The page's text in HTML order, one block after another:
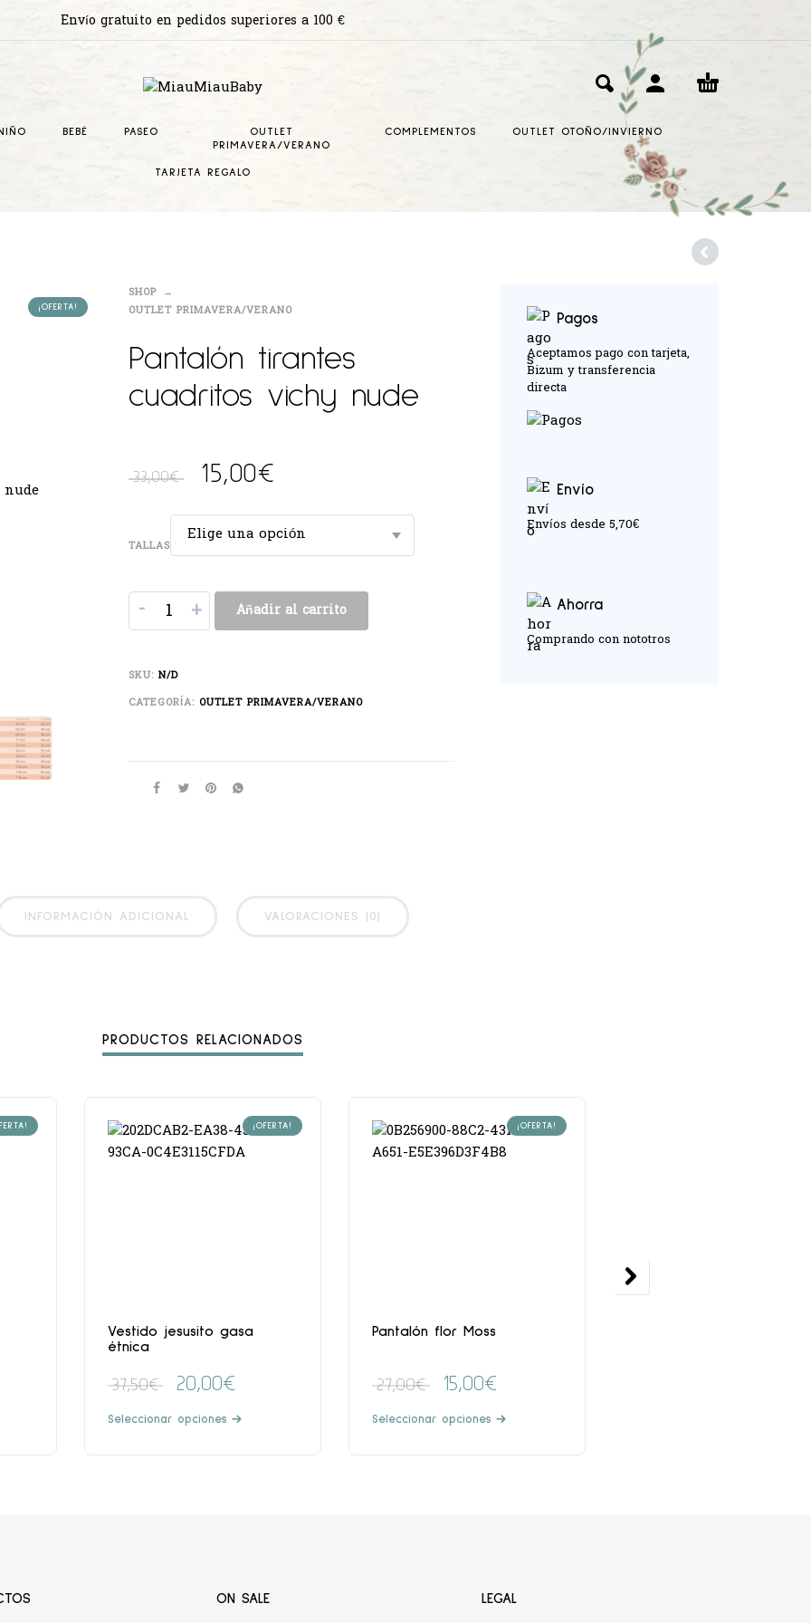
Envío gratuito en pedidos superiores a 100 €
BEBÉ PASEO
OUTLET
PRIMAVERA/VERANO
COMPLEMENTOS OUTLET OTOÑO/INVIERNO
TARJETA REGALO
¡OFERTA!
SHOP
OUTLET PRIMAVERA/VERANO
Pantalón tirantes
cuadritos vichy nude
33,00€ 15,00€
TALLAS Elige una opción
- + Añadir al carrito
SKU: N/D
CATEGORÍA: OUTLET PRIMAVERA/VERANO
Pagos
Aceptamos pago con tarjeta,
Bizum y transferencia
directa
Envío
Envíos desde 5,70€
Ahorra
Comprando con nototros
INFORMACIÓN ADICIONAL VALORACIONES (0)
PRODUCTOS RELACIONADOS
¡OFERTA!
Vestido jesusito gasa
étnica
37,50€ 20,00€
Seleccionar opciones
¡OFERTA!
Pantalón flor Moss
27,00€ 15,00€
Seleccionar opciones
ON SALE LEGAL